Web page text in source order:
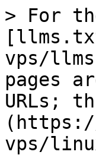
> For
vps/
pages
URLs;
vps/